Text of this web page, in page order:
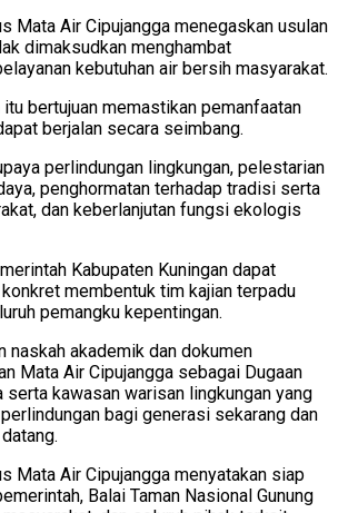
Mata Air Cipujangga menegaskan usulan
dimaksudkan menghambat
kebutuhan air bersih masyarakat.
bertujuan memastikan pemanfaatan
berjalan secara seimbang.
perlindungan lingkungan, pelestarian
penghormatan terhadap tradisi serta
dan keberlanjutan fungsi ekologis
Kabupaten Kuningan dapat
membentuk tim kajian terpadu
pemangku kepentingan.
naskah akademik dan dokumen
Mata Air Cipujangga sebagai Dugaan
serta kawasan warisan lingkungan yang
bagi generasi sekarang dan
Mata Air Cipujangga menyatakan siap
Balai Taman Nasional Gunung